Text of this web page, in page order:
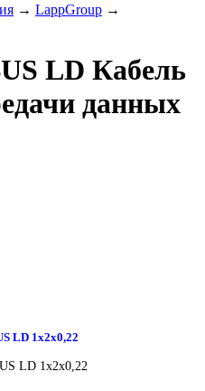
→ LappGroup →
LD Кабель
данных
LD 1x2x0,22
LD 1x2x0,22